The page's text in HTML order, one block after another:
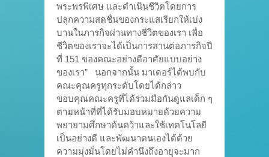
พระพรพิเศษ และดำเนินชีวิตโดยการ
ปลุกความสดชื่นของกระแสเรียกให้เบ่ง
บานในภารกิจผ่านทางชีวิตของเรา เพื่อ
ชีวิตของเราจะได้เป็นการสานต่อภารกิจปี
ที่ 151 ของคณะอย่างดีอาศัยแบบอย่าง
ของเรา” นอกจากนั้น มาเดอร์ได้พบกับ
คณะคุณครูทุกระดับโดยได้กล่าว
ขอบคุณคณะครูที่ได้ร่วมมือกันดูแลเด็ก ๆ
ตามหน้าที่ที่ได้รับมอบหมายด้วยความ
พยายามศึกษาค้นคว้าและใช้เทคโนโลยี
เป็นอย่างดี และพัฒนาตนเองได้ด้วย
ความมุ่งมั่นโดยไม่คำนึงถึงอายุจะมาก